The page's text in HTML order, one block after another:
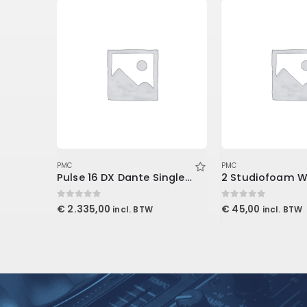
PMC
Pulse 16 DX Dante Singlemode
0out of 5
€ 2.335,00 incl. BTW
PMC
0out of 5
€ 45,00 incl. BTW